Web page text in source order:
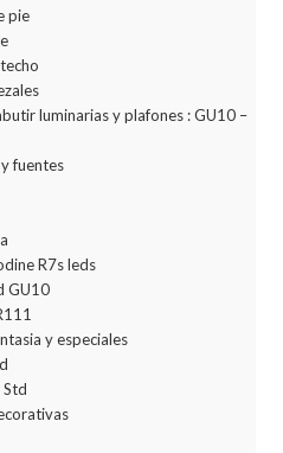
pie
luminarias y plafones : GU10 –
fuentes
R7s leds
GU10
y especiales
Std